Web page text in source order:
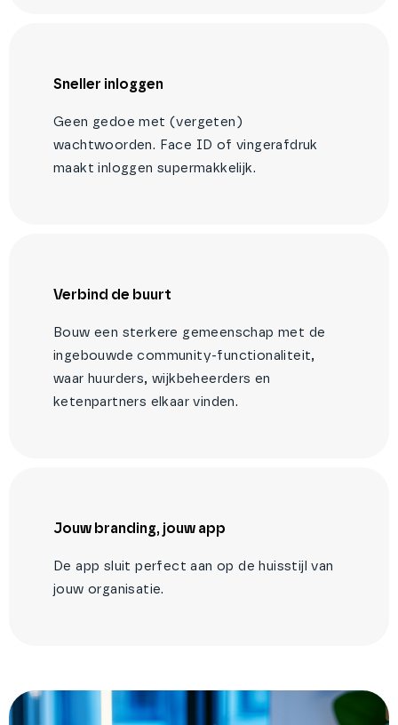
Sneller inloggen
Geen gedoe met (vergeten)
wachtwoorden. Face ID of vingerafdruk
maakt inloggen supermakkelijk.
Verbind de buurt
Bouw een sterkere gemeenschap met de
ingebouwde community-functionaliteit,
waar huurders, wijkbeheerders en
ketenpartners elkaar vinden.
Jouw branding, jouw app
De app sluit perfect aan op de huisstijl van
jouw organisatie.